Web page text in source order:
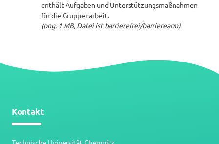
enthält Aufgaben und Unterstützungsmaßnahmen
für die Gruppenarbeit.
(png, 1 MB, Datei ist barrierefrei/barrierearm)
Kontakt
Technische Universität Chemnitz